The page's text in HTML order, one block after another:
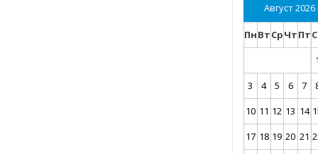
Август 2026
ПнВтСрЧтПт
3
4 5 6 7
10 11 12 13 14
17 18 19 20 21